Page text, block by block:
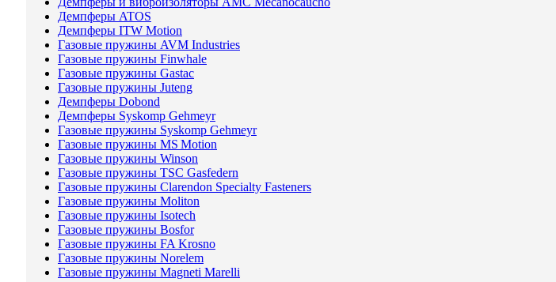
Демпферы ATOS
Демпферы ITW Motion
Газовые пружины AVM Industries
Газовые пружины Finwhale
Газовые пружины Gastac
Газовые пружины Juteng
Демпферы Dobond
Демпферы Syskomp Gehmeyr
Газовые пружины Syskomp Gehmeyr
Газовые пружины MS Motion
Газовые пружины Winson
Газовые пружины TSC Gasfedern
Газовые пружины Clarendon Specialty Fasteners
Газовые пружины Moliton
Газовые пружины Isotech
Газовые пружины Bosfor
Газовые пружины FA Krosno
Газовые пружины Norelem
Газовые пружины Magneti Marelli